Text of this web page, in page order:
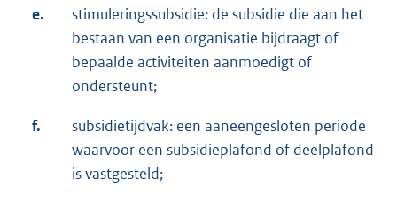
e.
stimuleringssubsidie: de subsidie die aan het
bestaan van een organisatie bijdraagt of
bepaalde activiteiten aanmoedigt of
ondersteunt;
f.
subsidietijdvak: een aaneengesloten periode
waarvoor een subsidieplafond of deelplafond
is vastgesteld;